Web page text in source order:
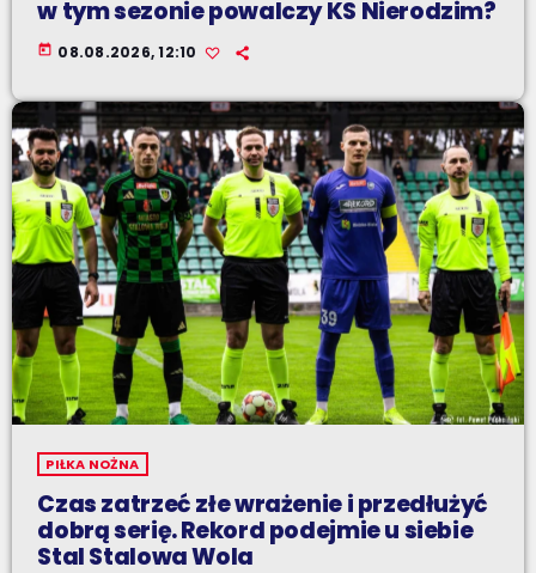
w tym sezonie powalczy KS Nierodzim?
today 08.08.2026, 12:10
PIŁKA NOŻNA
Czas zatrzeć złe wrażenie i przedłużyć
dobrą serię. Rekord podejmie u siebie
Stal Stalowa Wola